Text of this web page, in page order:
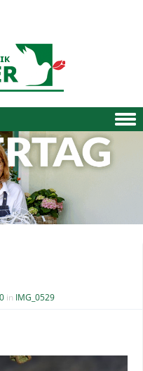
in IMG_0529